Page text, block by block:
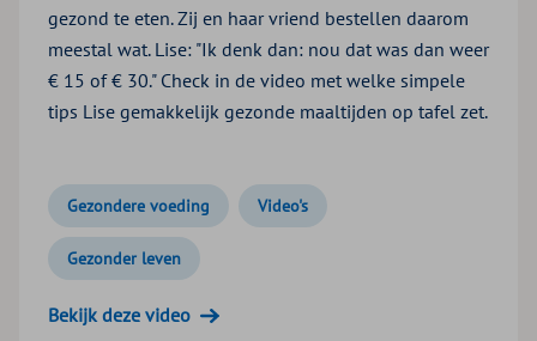
gezond te eten. Zij en haar vriend bestellen daarom
meestal wat. Lise: "Ik denk dan: nou dat was dan weer
€ 15 of € 30." Check in de video met welke simpele
tips Lise gemakkelijk gezonde maaltijden op tafel zet.
Gezondere voeding Video's
Gezonder leven
Bekijk deze video